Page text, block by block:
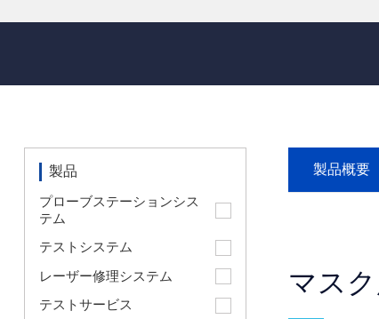
製品
プローブステーションシス
テム
テストシステム
レーザー修理システム
テストサービス
製品概要
マス